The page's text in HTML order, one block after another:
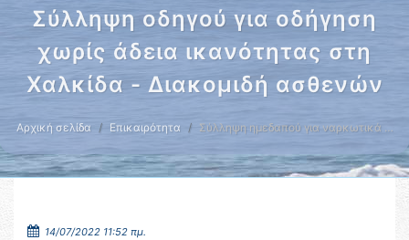
Σύλληψη οδηγού για οδήγηση
χωρίς άδεια ικανότητας στη
Χαλκίδα - Διακομιδή ασθενών
Αρχική σελίδα Επικαιρότητα Σύλληψη ημεδαπού για ναρκωτικά …
14/07/2022 11:52 πμ.